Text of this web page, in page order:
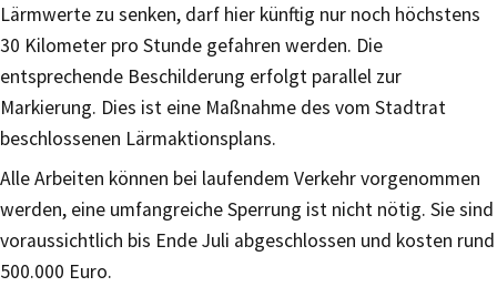
Lärmwerte zu senken, darf hier künftig nur noch höchstens
30 Kilometer pro Stunde gefahren werden. Die
entsprechende Beschilderung erfolgt parallel zur
Markierung. Dies ist eine Maßnahme des vom Stadtrat
beschlossenen Lärmaktionsplans.
Alle Arbeiten können bei laufendem Verkehr vorgenommen
werden, eine umfangreiche Sperrung ist nicht nötig. Sie sind
voraussichtlich bis Ende Juli abgeschlossen und kosten rund
500.000 Euro.